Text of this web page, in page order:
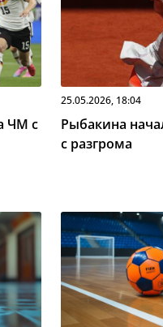
ЧМ с
25.05.2026, 18:04
Рыбакина
с разгрома